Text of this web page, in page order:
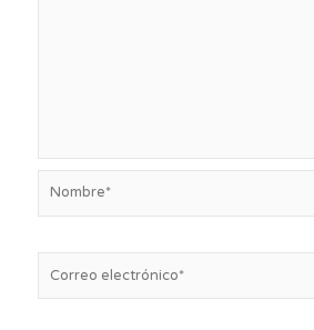
electrónico*